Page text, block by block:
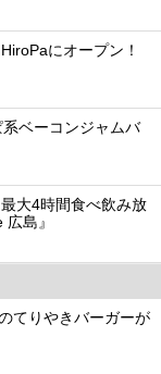
にオープン！
ベーコンジャムバ
大4時間食べ飲み放
島』
てりやきバーガーが